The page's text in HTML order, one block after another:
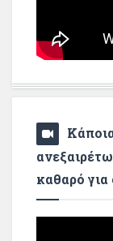
καθαρό για